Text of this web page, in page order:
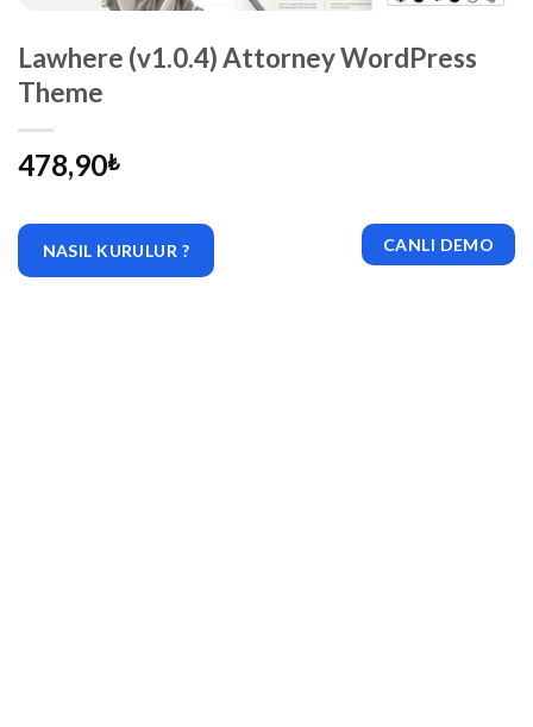
Lawhere (v1.0.4) Attorney WordPress
Theme
478,90₺
NASIL KURULUR ? CANLI DEMO